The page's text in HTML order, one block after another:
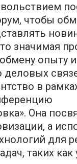
чтобы
значимая
опыту и
в
Она
а
для
таких